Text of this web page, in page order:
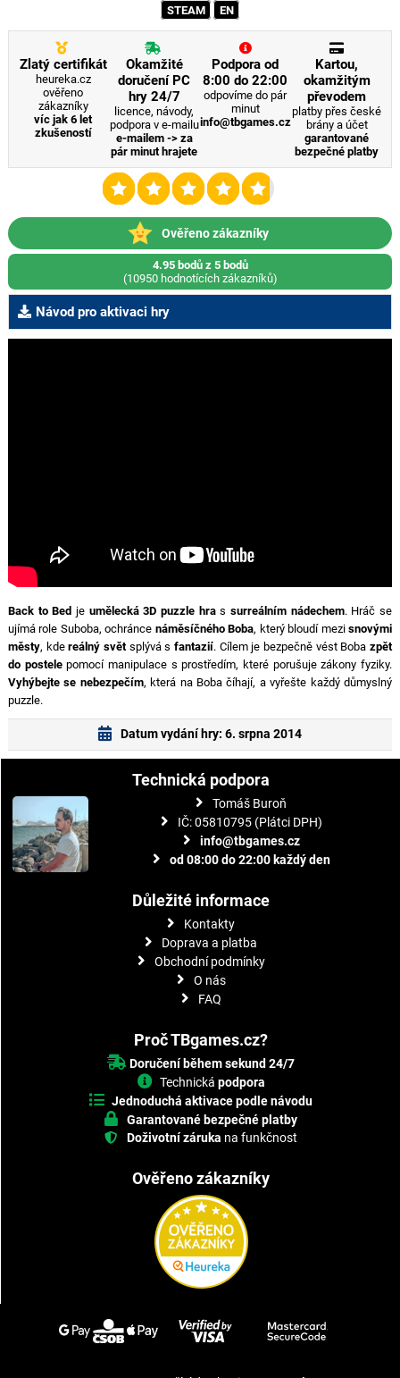
STEAM EN
Zlatý certifikát
heureka.cz
ověřeno
zákazníky
víc jak 6 let
zkušeností
Okamžité
doručení PC
hry 24/7
licence, návody,
podpora v e-mailu
e-mailem -> za
pár minut hrajete
Podpora od
8:00 do 22:00
odpovíme do pár
minut
info@tbgames.cz
Kartou,
okamžitým
převodem
platby přes české
brány a účet
garantované
bezpečné platby
Ověřeno zákazníky
4.95 bodů z 5 bodů
(10950 hodnotících zákazníků)
Návod pro aktivaci hry
Back to Bed je umělecká 3D puzzle hrassurreálním nádechem. Hráč se
ujímá role Suboba, ochránce náměsíčného Boba, který bloudí mezisnovými
městy, kdereálný svět splývá sfantazií. Cílem je bezpečně vést Bobazpět
do postelepomocí manipulace s prostředím, které porušuje zákony fyziky.
Vyhýbejte se nebezpečím, která na Boba číhají, a vyřešte každý důmyslný
puzzle.
Datum vydání hry: 6. srpna 2014
Technická podpora
Tomáš Buroň
IČ: 05810795 (Plátci DPH)
info@tbgames.cz
od 08:00 do 22:00 každý den
Důležité informace
Kontakty
Doprava a platba
Obchodní podmínky
O nás
FAQ
Proč TBgames.cz?
Doručení během sekund 24/7
Technická podpora
Jednoduchá aktivace podle návodu
Garantované bezpečné platby
Doživotní záruka na funkčnost
Ověřeno zákazníky